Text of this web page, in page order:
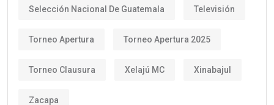
Selección Nacional De Guatemala Televisión
Torneo Apertura Torneo Apertura 2025
Torneo Clausura Xelajú MC Xinabajul
Zacapa